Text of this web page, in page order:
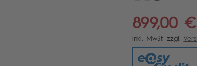
899,00 €
inkl. MwSt. zzgl.